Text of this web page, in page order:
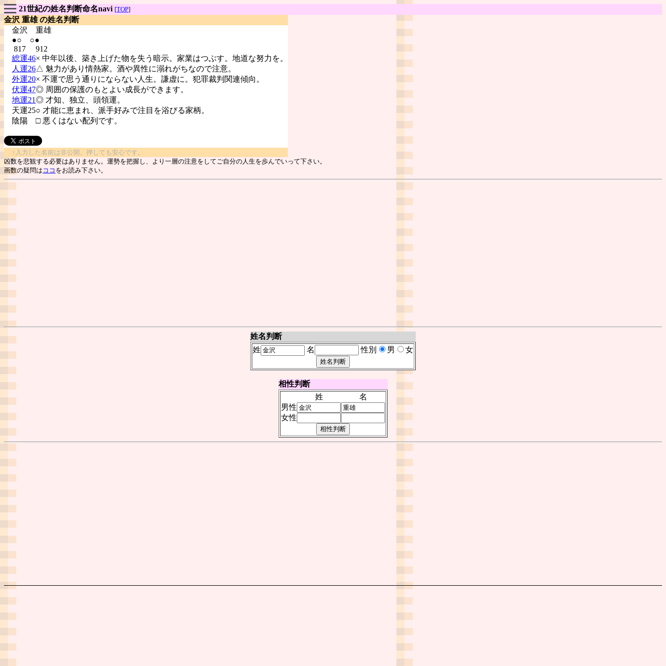
21世紀の姓名判断命名navi [TOP]
金沢 重雄 の姓名判断
金沢 重雄
●○ ○●
817 912
総運46× 中年以後、築き上げた物を失う暗示。家業はつぶす。地道な努力を。
人運26△ 魅力があり情熱家。酒や異性に溺れがちなので注意。
外運20× 不運で思う通りにならない人生。謙虚に。犯罪裁判関連傾向。
伏運47◎ 周囲の保護のもとよい成長ができます。
地運21◎ 才知、独立、頭領運。
天運25○ 才能に恵まれ、派手好みで注目を浴びる家柄。
陰陽 □ 悪くはない配列です。
↑入力した名前は非公開。押しても安心です。
凶数を悲観する必要はありません。運勢を把握し、より一層の注意をしてご自分の人生を歩んでいって下さい。
画数の疑問は ココ をお読み下さい。
姓名判断
姓
名 性別 男 女
相性判断
姓
名
男性
女性